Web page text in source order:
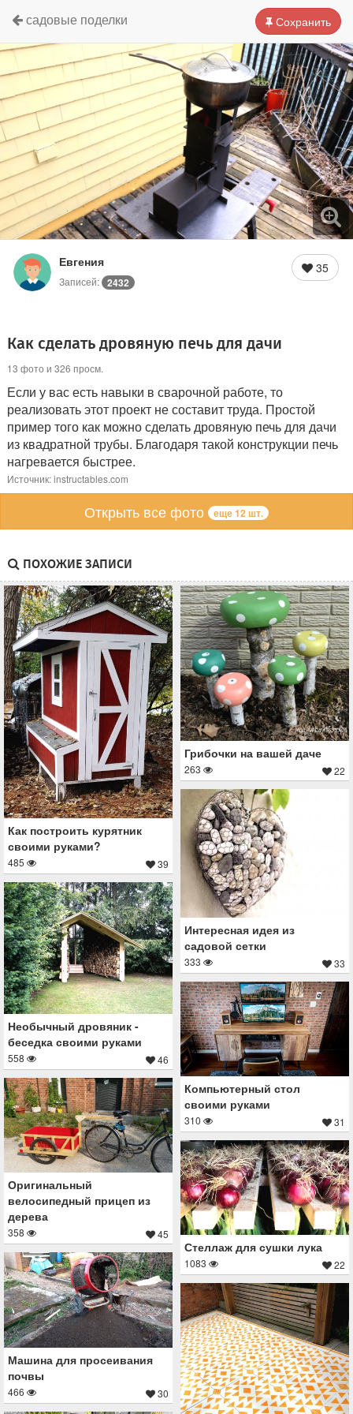
Сохранить
садовые поделки
Евгения
Записей: 2432
35
Как сделать дровяную печь для дачи
13 фото и 326 просм.
Если у вас есть навыки в сварочной работе, то
реализовать этот проект не составит труда. Простой
пример того как можно сделать дровяную печь для дачи
из квадратной трубы. Благодаря такой конструкции печь
нагревается быстрее.
Источник: instructables.com
Открыть все фото еще 12 шт.
ПОХОЖИЕ ЗАПИСИ
Как построить курятник
своими руками?
485 39
Грибочки на вашей даче
263 22
Интересная идея из
садовой сетки
333 33
Необычный дровяник -
беседка своими руками
558 46
Компьютерный стол
своими руками
310 31
Оригинальный
велосипедный прицеп из
дерева
358 45
Стеллаж для сушки лука
1083 22
Машина для просеивания
почвы
466 30